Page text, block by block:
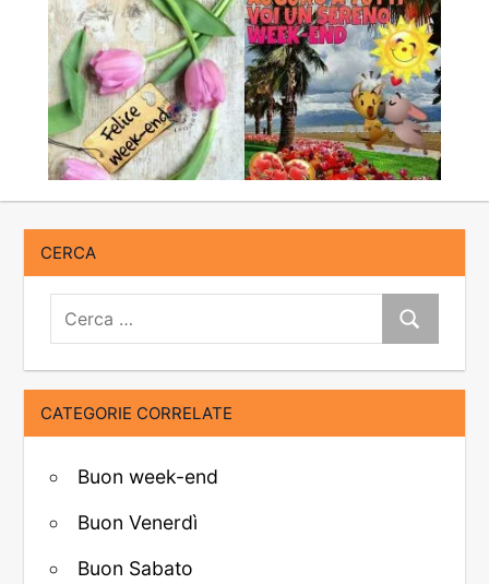
CERCA
Cerca:
Cerca
CATEGORIE CORRELATE
Buon week-end
Buon Venerdì
Buon Sabato